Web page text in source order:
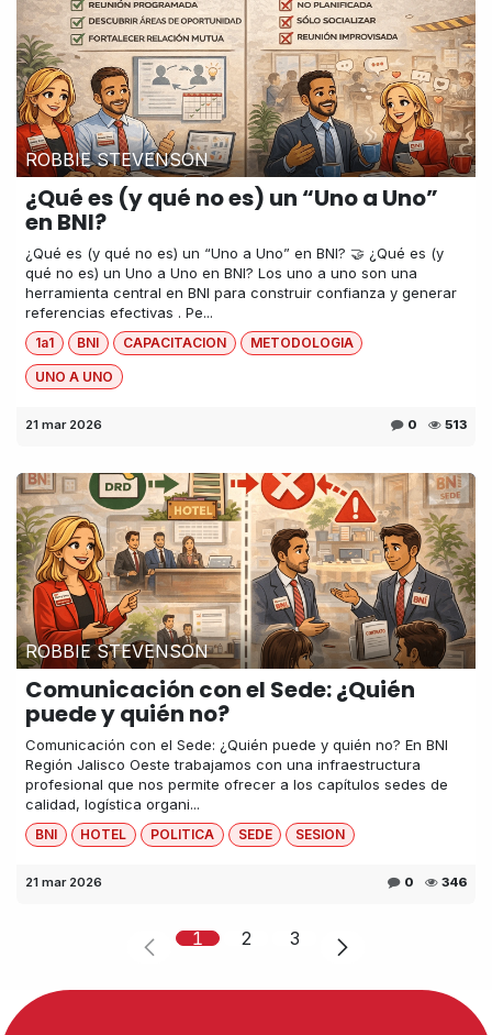
ROBBIE STEVENSON
¿Qué es (y qué no es) un “Uno a Uno”
en BNI?
¿Qué es (y qué no es) un “Uno a Uno” en BNI? 🤝 ¿Qué es (y
qué no es) un Uno a Uno en BNI? Los uno a uno son una
herramienta central en BNI para construir confianza y generar
referencias efectivas . Pe...
1a1 BNI CAPACITACION METODOLOGIA
UNO A UNO
21 mar 2026 0 513
ROBBIE STEVENSON
Comunicación con el Sede: ¿Quién
puede y quién no?
Comunicación con el Sede: ¿Quién puede y quién no? En BNI
Región Jalisco Oeste trabajamos con una infraestructura
profesional que nos permite ofrecer a los capítulos sedes de
calidad, logística organi...
BNI HOTEL POLITICA SEDE SESION
21 mar 2026 0 346
1 2 3